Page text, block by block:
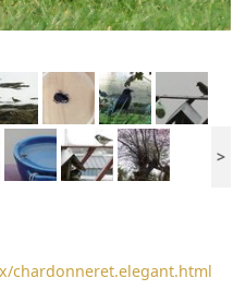
>
chardonneret.elegant.html